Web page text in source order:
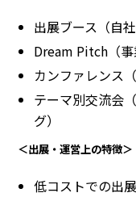
出展ブース（自
Dream Pitch（事
カンファレンス
テーマ別交流会
グ）
＜出展・運営上の特徴＞
低コストでの出